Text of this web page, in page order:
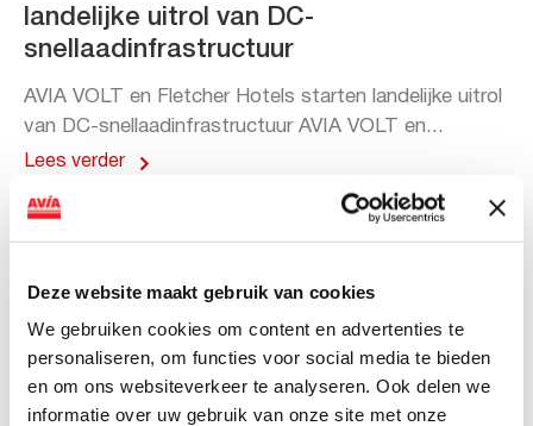
Deze website maakt gebruik van cookies
We gebruiken cookies om content en advertenties te
personaliseren, om functies voor social media te bieden
en om ons websiteverkeer te analyseren. Ook delen we
informatie over uw gebruik van onze site met onze
landelijke uitrol van DC-
snellaadinfrastructuur
AVIA VOLT en Fletcher Hotels starten landelijke uitrol
van DC-snellaadinfrastructuur AVIA VOLT en...
Lees verder